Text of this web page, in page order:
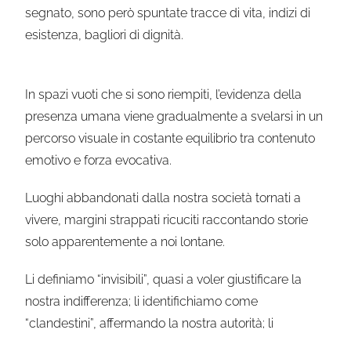
segnato, sono però spuntate tracce di vita, indizi di
esistenza, bagliori di dignità.
In spazi vuoti che si sono riempiti, l’evidenza della
presenza umana viene gradualmente a svelarsi in un
percorso visuale in costante equilibrio tra contenuto
emotivo e forza evocativa.
Luoghi abbandonati dalla nostra società tornati a
vivere, margini strappati ricuciti raccontando storie
solo apparentemente a noi lontane.
Li definiamo “invisibili”, quasi a voler giustificare la
nostra indifferenza; li identifichiamo come
“clandestini”, affermando la nostra autorità; li